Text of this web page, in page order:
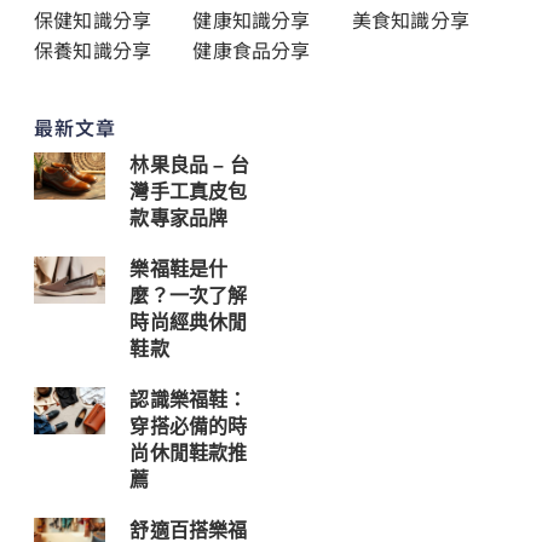
保健知識分享 健康知識分享
美食知識分享
保養知識分享
健康食品分享
最新文章
林果良品 – 台
灣手工真皮包
款專家品牌
樂福鞋是什
麼？一次了解
時尚經典休閒
鞋款
認識樂福鞋：
穿搭必備的時
尚休閒鞋款推
薦
舒適百搭樂福